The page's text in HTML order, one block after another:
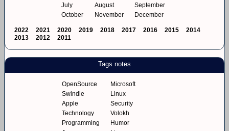
July
August
September
October
November December
2022 2021 2020 2019 2018 2017 2016 2015
2014
2013
2012 2011
Tags notes
OpenSource
Microsoft
Swindle
Linux
Apple
Security
Technology
Volokh
Programming
Humor